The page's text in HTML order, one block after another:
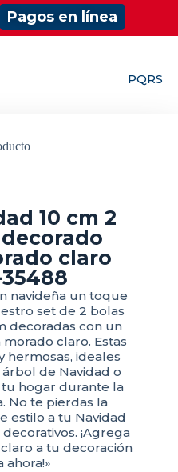
Pagos en línea
PQRS
10 cm 2
claro
navideña un toque
set de 2 bolas
decoradas con un
claro. Estas
hermosas, ideales
de Navidad o
hogar durante la
No te pierdas la
estilo a tu Navidad
¡Agrega
a tu decoración
ahora!»